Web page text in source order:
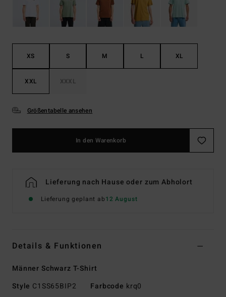
XS S M L XL
XXL XXXL
Größentabelle ansehen
In den Warenkorb
Lieferung nach Hause oder zum Abholort
Lieferung geplant ab12 August
Details & Funktionen
Männer Schwarz T-Shirt
Style C1SS65BIP2 Farbcode krq0